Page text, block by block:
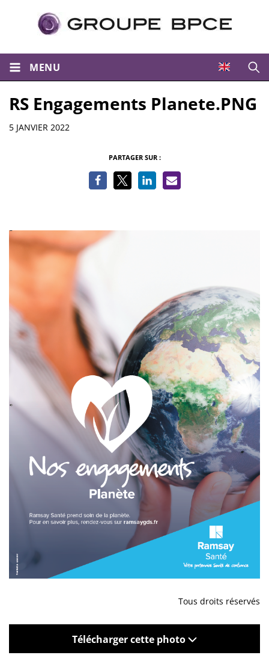
MENU
RS Engagements Planete.PNG
Informations
5 JANVIER 2022
PARTAGER SUR :
Tous droits réservés
Télécharger cette photo